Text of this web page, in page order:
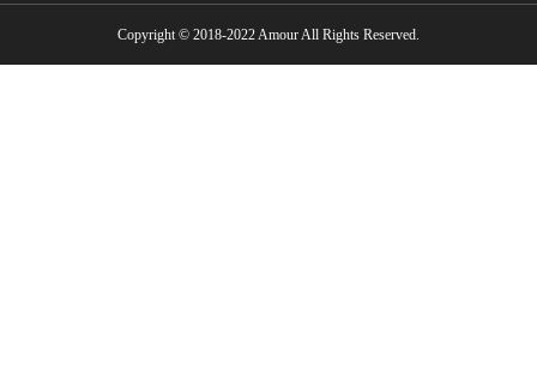
Copyright © 2018-2022 Amour All Rights Reserved.